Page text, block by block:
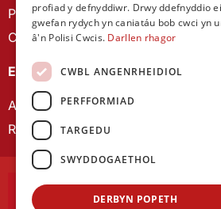
Polisi Preifatrwydd
Cysylltu â ni
EIN CYHOEDDIADAU
Astudiaethau Cymreig
Rhwydwaith Ymchwil Gyrfa Cynnar
Cymdeithas Ddysgedig Cymru, corfforedig
profiad y defnyddiwr. Drwy ddefnyddio
gwefan rydych yn caniatáu bob cwci yn
â'n Polisi Cwcis. Darllen rhagor
CWBL ANGENRHEIDIOL
PERFFORMIAD
TARGEDU
SWYDDOGAETHOL
DERBYN POPETH